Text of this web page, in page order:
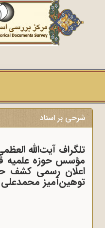
شرحی بر اسناد
تلگراف آیت‌الله
مؤسس حوزه علمیه
اعلان رسمی کشف
توهین‌آمیز